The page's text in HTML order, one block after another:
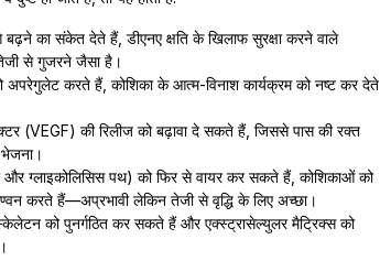
का संकेत देते हैं, डीएनए क्षति के खिलाफ सुरक्षा करने वाले
से गुजरने जैसा है।
अपरेगुलेट करते हैं, कोशिका के आत्म-विनाश कार्यक्रम को नष्ट कर देते
(VEGF) की रिलीज को बढ़ावा दे सकते हैं, जिससे पास की रक्त
और ग्लाइकोलिसिस पथ) को फिर से वायर कर सकते हैं, कोशिकाओं को
करते हैं—अप्रभावी लेकिन तेजी से वृद्धि के लिए अच्छा।
को पुनर्गठित कर सकते हैं और एक्स्ट्रासेल्युलर मैट्रिक्स को